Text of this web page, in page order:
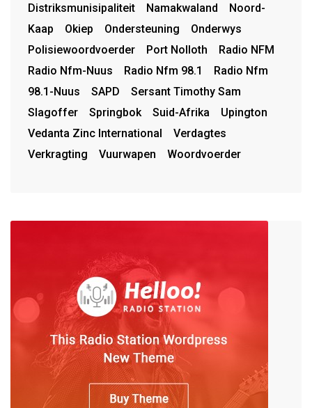
Distriksmunisipaliteit
Namakwaland
Noord-
Kaap
Okiep Ondersteuning
Onderwys
Polisiewoordvoerder
Port Nolloth
Radio NFM
Radio Nfm-Nuus
Radio Nfm 98.1
Radio Nfm
98.1-Nuus
SAPD
Sersant Timothy Sam
Slagoffer
Springbok Suid-Afrika
Upington
Vedanta Zinc International
Verdagtes
Verkragting
Vuurwapen Woordvoerder